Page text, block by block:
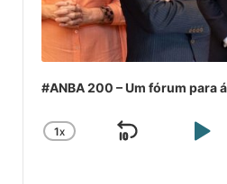
#ANBA 200 – Um fórum para
CHANGE
1X
SKIP